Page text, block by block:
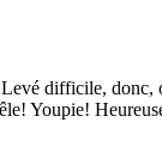
difficile, donc,
Youpie!